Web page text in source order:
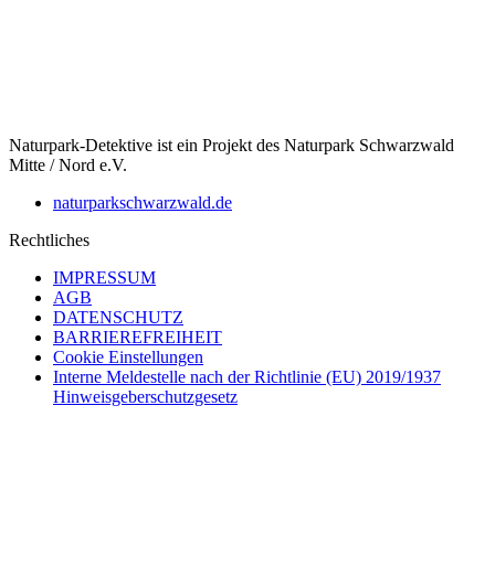
Naturpark-Detektive ist ein Projekt des Naturpark Schwarzwald
Mitte / Nord e.V.
naturparkschwarzwald.de
Rechtliches
IMPRESSUM
AGB
DATENSCHUTZ
BARRIEREFREIHEIT
Cookie Einstellungen
Interne Meldestelle nach der Richtlinie (EU) 2019/1937
Hinweisgeberschutzgesetz